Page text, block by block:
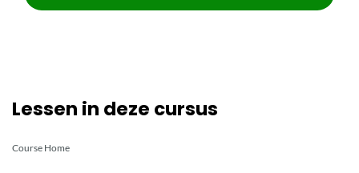
Lessen in deze cursus
Course Home